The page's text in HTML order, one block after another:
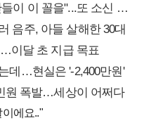
이 꼴을"...또 소신 발언
음주, 아들 살해한 30대
이달 초 지급 목표
데…현실은 '-2,400만원'
원 폭발…세상이 어쩌다
에요.."